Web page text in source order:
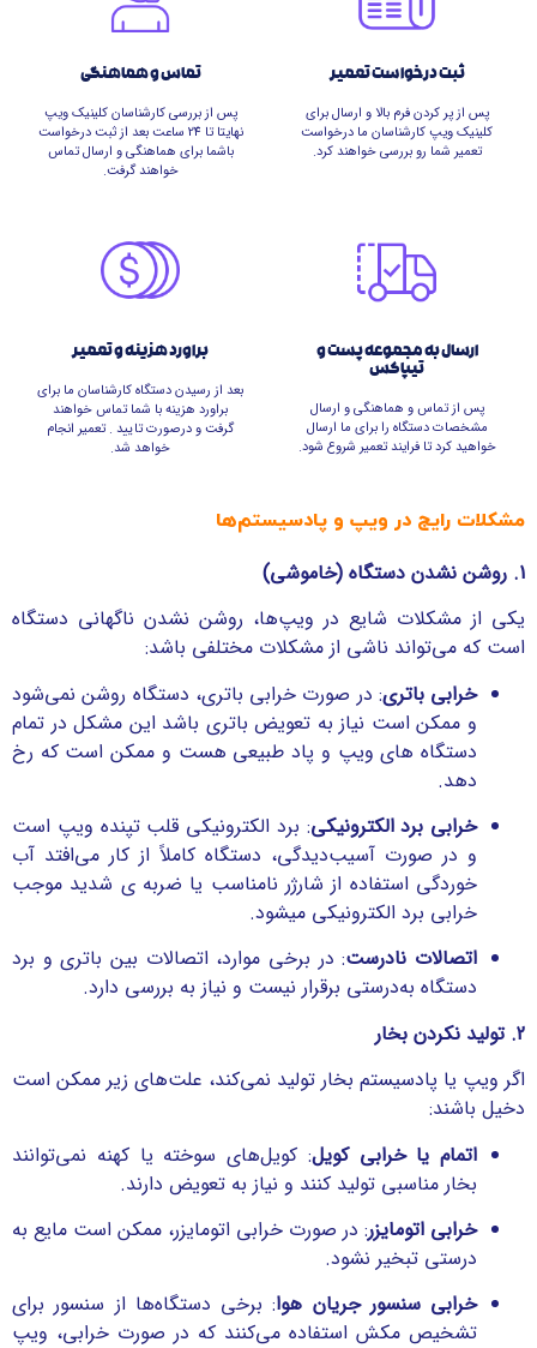
ثبت درخواست تعمیر
پس از پر کردن فرم بالا و ارسال برای
کلینیک ویپ کارشناسان ما درخواست
تعمیر شما رو بررسی خواهند کرد.
تماس و هماهنگی
پس از بررسی کارشناسان کلینیک ویپ
نهایتا تا 24 ساعت بعد از ثبت درخواست
باشما برای هماهنگی و ارسال تماس
خواهند گرفت.
ارسال به مجموعه پست و
تیپاکس
پس از تماس و هماهنگی و ارسال
مشخصات دستگاه را برای ما ارسال
خواهید کرد تا فرایند تعمیر شروع شود.
براورد هزینه و تعمیر
بعد از رسیدن دستگاه کارشناسان ما برای
براورد هزینه با شما تماس خواهند
گرفت و درصورت تایید . تعمیر انجام
خواهد شد.
مشکلات رایج در ویپ و پادسیستم‌ها
1. روشن نشدن دستگاه (خاموشی)
یکی از مشکلات شایع در ویپ‌ها، روشن نشدن ناگهانی دستگاه
است که می‌تواند ناشی از مشکلات مختلفی باشد:
خرابی باتری: در صورت خرابی باتری، دستگاه روشن نمی‌شود
و ممکن است نیاز به تعویض باتری باشد این مشکل در تمام
دستگاه های ویپ و پاد طبیعی هست و ممکن است که رخ
دهد.
خرابی برد الکترونیکی: برد الکترونیکی قلب تپنده ویپ است
و در صورت آسیب‌دیدگی، دستگاه کاملاً از کار می‌افتد آب
خوردگی استفاده از شارژر نامناسب یا ضربه ی شدید موجب
خرابی برد الکترونیکی میشود.
اتصالات نادرست: در برخی موارد، اتصالات بین باتری و برد
دستگاه به‌درستی برقرار نیست و نیاز به بررسی دارد.
2. تولید نکردن بخار
اگر ویپ یا پادسیستم بخار تولید نمی‌کند، علت‌های زیر ممکن است
دخیل باشند:
اتمام یا خرابی کویل: کویل‌های سوخته یا کهنه نمی‌توانند
بخار مناسبی تولید کنند و نیاز به تعویض دارند.
خرابی اتومایزر: در صورت خرابی اتومایزر، ممکن است مایع به
درستی تبخیر نشود.
خرابی سنسور جریان هوا: برخی دستگاه‌ها از سنسور برای
تشخیص مکش استفاده می‌کنند که در صورت خرابی، ویپ